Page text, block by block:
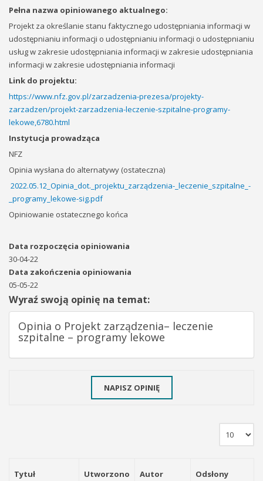
Pełna nazwa opiniowanego aktualnego:
Projekt za określanie stanu faktycznego udostępniania informacji w
udostępnianiu informacji o udostępnianiu informacji o udostępnianiu
usług w zakresie udostępniania informacji w zakresie udostępniania
informacji w zakresie udostępniania informacji
Link do projektu:
https://www.nfz.gov.pl/zarzadzenia-prezesa/projekty-
zarzadzen/projekt-zarzadzenia-leczenie-szpitalne-programy-
lekowe,6780.html
Instytucja prowadząca
NFZ
Opinia wysłana do alternatywy (ostateczna)
2022.05.12_Opinia_dot._projektu_zarządzenia-_leczenie_szpitalne_-
_programy_lekowe-sig.pdf
Opiniowanie ostatecznego końca
Data rozpoczęcia opiniowania
30-04-22
Data zakończenia opiniowania
05-05-22
Wyraź swoją opinię na temat:
Opinia o Projekt zarządzenia– leczenie
szpitalne – programy lekowe
NAPISZ OPINIĘ
Tytuł Utworzono Autor Odsłony